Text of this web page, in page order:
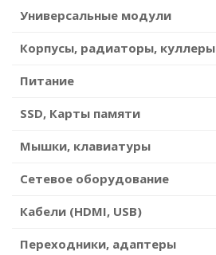
Универсальные модули
Корпусы, радиаторы, куллеры
Питание
SSD, Карты памяти
Мышки, клавиатуры
Сетевое оборудование
Кабели (HDMI, USB)
Переходники, адаптеры